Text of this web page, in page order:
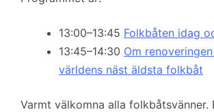
13:00–13:45 Folkbåten idag
13:45–14:30 Om
världens näst äldsta folkbåt
Varmt välkomna alla